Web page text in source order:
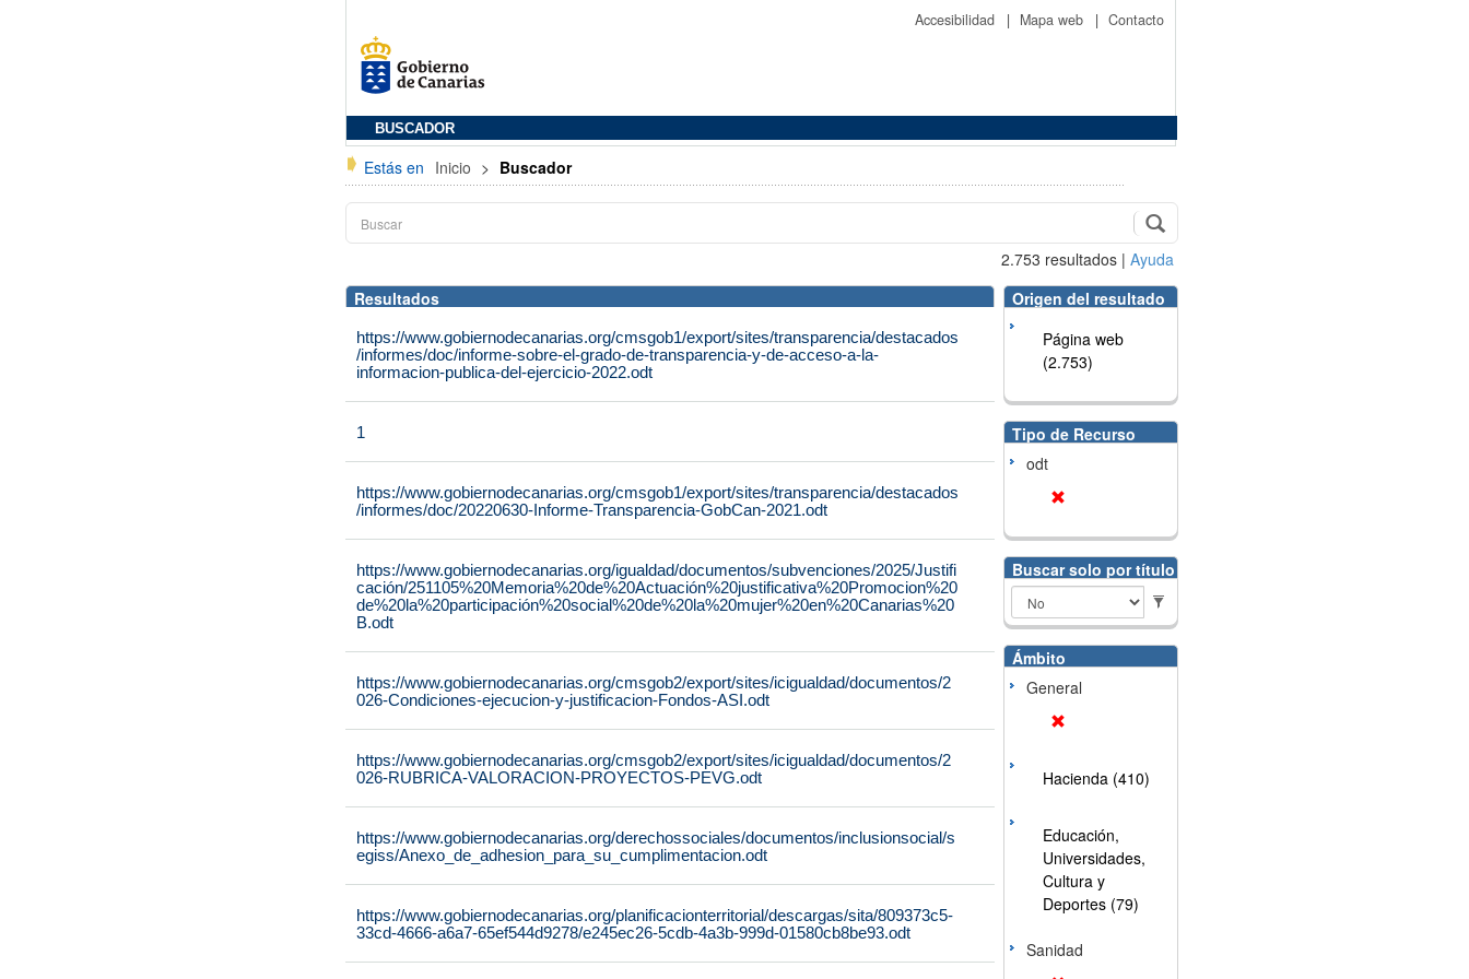
Accesibilidad | Mapa web | Contacto
BUSCADOR
Estás en Inicio > Buscador
2.753 resultados | Ayuda
Resultados
https://www.gobiernodecanarias.org/cmsgob1/export/sites/transparencia/destacados
/informes/doc/informe-sobre-el-grado-de-transparencia-y-de-acceso-a-la-
informacion-publica-del-ejercicio-2022.odt
1
https://www.gobiernodecanarias.org/cmsgob1/export/sites/transparencia/destacados
/informes/doc/20220630-Informe-Transparencia-GobCan-2021.odt
https://www.gobiernodecanarias.org/igualdad/documentos/subvenciones/2025/Justifi
cación/251105%20Memoria%20de%20Actuación%20justificativa%20Promocion%20
de%20la%20participación%20social%20de%20la%20mujer%20en%20Canarias%20
B.odt
https://www.gobiernodecanarias.org/cmsgob2/export/sites/icigualdad/documentos/2
026-Condiciones-ejecucion-y-justificacion-Fondos-ASI.odt
https://www.gobiernodecanarias.org/cmsgob2/export/sites/icigualdad/documentos/2
026-RUBRICA-VALORACION-PROYECTOS-PEVG.odt
https://www.gobiernodecanarias.org/derechossociales/documentos/inclusionsocial/s
egiss/Anexo_de_adhesion_para_su_cumplimentacion.odt
https://www.gobiernodecanarias.org/planificacionterritorial/descargas/sita/809373c5-
33cd-4666-a6a7-65ef544d9278/e245ec26-5cdb-4a3b-999d-01580cb8be93.odt
Origen del resultado
Página web
(2.753)
Tipo de Recurso
odt
Buscar solo por título
Ámbito
General
Hacienda (410)
Educación,
Universidades,
Cultura y
Deportes (79)
Sanidad